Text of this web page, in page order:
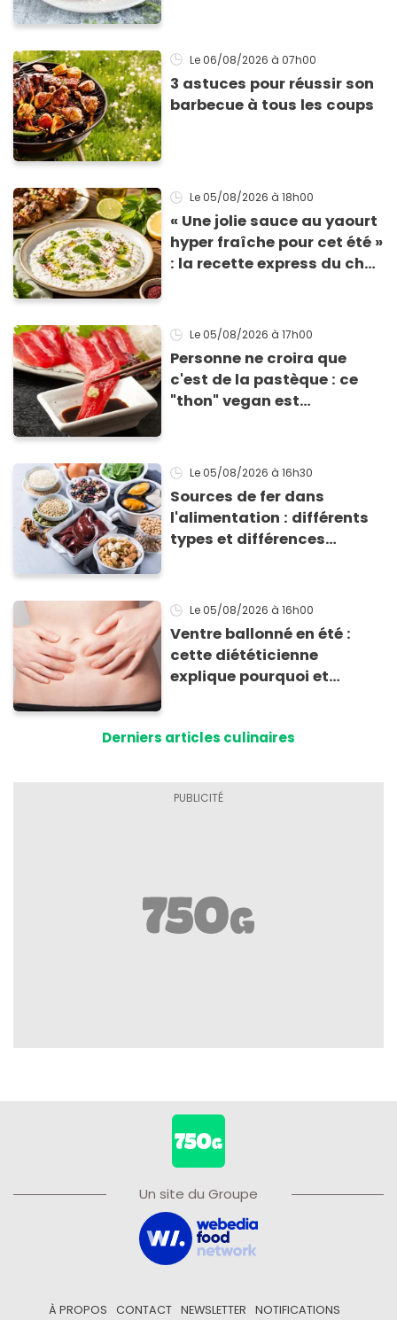
Le 06/08/2026 à 07h00
3 astuces pour réussir son
barbecue à tous les coups
Le 05/08/2026 à 18h00
« Une jolie sauce au yaourt
hyper fraîche pour cet été »
: la recette express du chef
grillades
Le 05/08/2026 à 17h00
Personne ne croira que
c'est de la pastèque : ce
"thon" vegan est
Le 05/08/2026 à 16h30
Sources de fer dans
l'alimentation : différents
types et différences
Le 05/08/2026 à 16h00
Ventre ballonné en été :
cette diététicienne
explique pourquoi et
Derniers articles culinaires
Un site du Groupe
À PROPOS CONTACT NEWSLETTER NOTIFICATIONS